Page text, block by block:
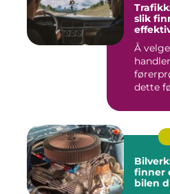
slik
Å
dette
finner
bilen